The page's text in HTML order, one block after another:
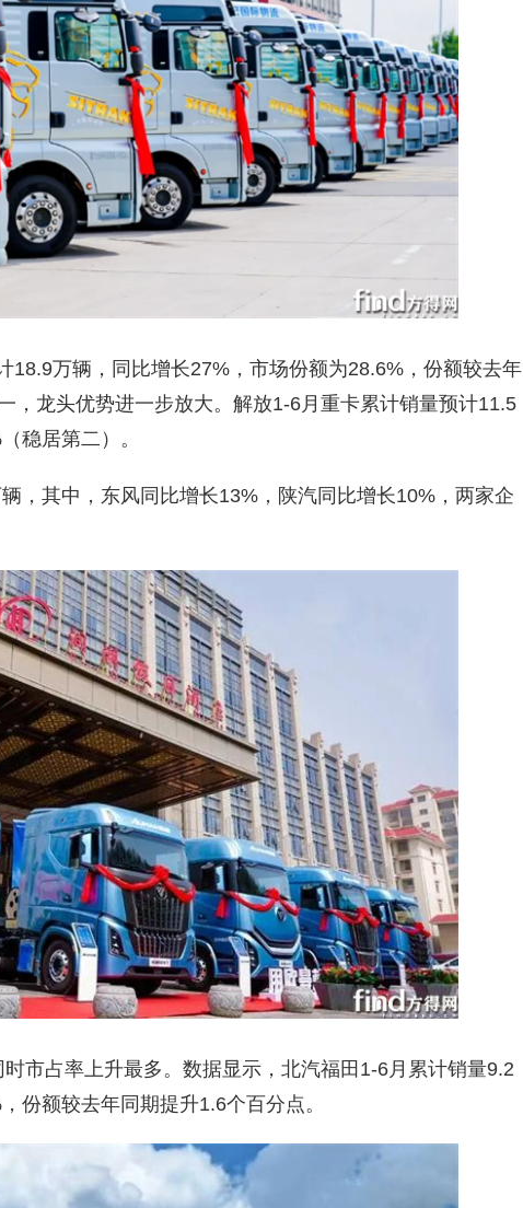
18.9万辆，同比增长27%，市场份额为28.6%，份额较去年
，龙头优势进一步放大。解放1-6月重卡累计销量预计11.5
稳居第二）。
，其中，东风同比增长13%，陕汽同比增长10%，两家企
市占率上升最多。数据显示，北汽福田1-6月累计销量9.2
份额较去年同期提升1.6个百分点。